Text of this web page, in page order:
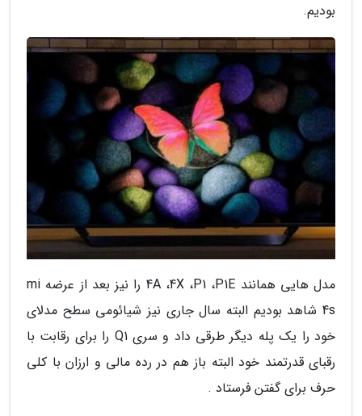
بودیم.
مدل هایی همانند 4A ،4X ،P1 ،P1E را نیز بعد از عرضه mi
4s شاهد بودیم البته سال جاری نیز شیائومی سطح مدلای
خود را یک پله دیگر طرقی داد و سری Q1 را برای رقابت با
رقبای قدرتمند خود البته باز هم در رده مالی و ارزان با کلی
حرف برای گفتن فرستاد .